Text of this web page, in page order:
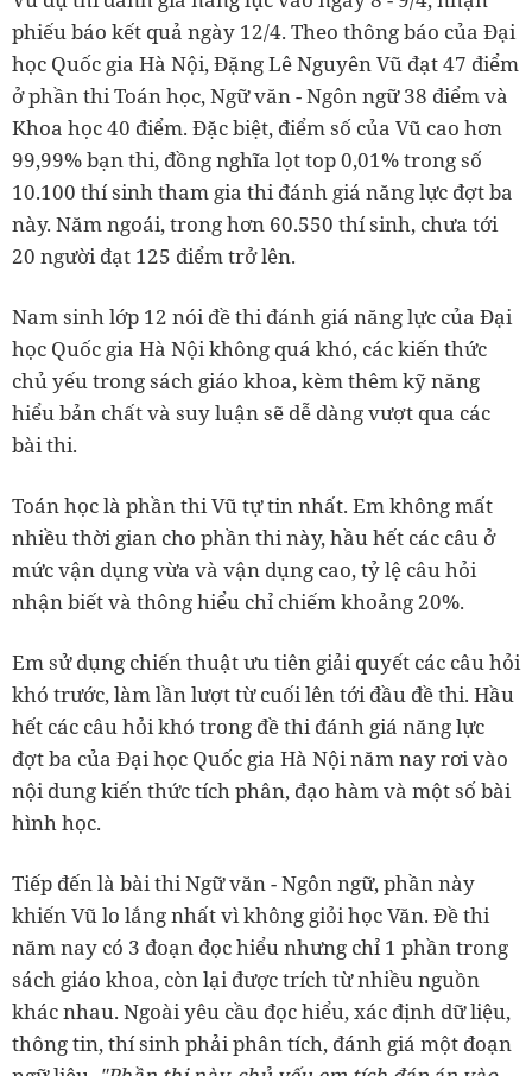
phiếu báo kết quả ngày 12/4. Theo thông báo của Đại
học Quốc gia Hà Nội, Đặng Lê Nguyên Vũ đạt 47 điểm
ở phần thi Toán học, Ngữ văn - Ngôn ngữ 38 điểm và
Khoa học 40 điểm. Đặc biệt, điểm số của Vũ cao hơn
99,99% bạn thi, đồng nghĩa lọt top 0,01% trong số
10.100 thí sinh tham gia thi đánh giá năng lực đợt ba
này. Năm ngoái, trong hơn 60.550 thí sinh, chưa tới
20 người đạt 125 điểm trở lên.
Nam sinh lớp 12 nói đề thi đánh giá năng lực của Đại
học Quốc gia Hà Nội không quá khó, các kiến thức
chủ yếu trong sách giáo khoa, kèm thêm kỹ năng
hiểu bản chất và suy luận sẽ dễ dàng vượt qua các
bài thi.
Toán học là phần thi Vũ tự tin nhất. Em không mất
nhiều thời gian cho phần thi này, hầu hết các câu ở
mức vận dụng vừa và vận dụng cao, tỷ lệ câu hỏi
nhận biết và thông hiểu chỉ chiếm khoảng 20%.
Em sử dụng chiến thuật ưu tiên giải quyết các câu hỏi
khó trước, làm lần lượt từ cuối lên tới đầu đề thi. Hầu
hết các câu hỏi khó trong đề thi đánh giá năng lực
đợt ba của Đại học Quốc gia Hà Nội năm nay rơi vào
nội dung kiến thức tích phân, đạo hàm và một số bài
hình học.
Tiếp đến là bài thi Ngữ văn - Ngôn ngữ, phần này
khiến Vũ lo lắng nhất vì không giỏi học Văn. Đề thi
năm nay có 3 đoạn đọc hiểu nhưng chỉ 1 phần trong
sách giáo khoa, còn lại được trích từ nhiều nguồn
khác nhau. Ngoài yêu cầu đọc hiểu, xác định dữ liệu,
thông tin, thí sinh phải phân tích, đánh giá một đoạn